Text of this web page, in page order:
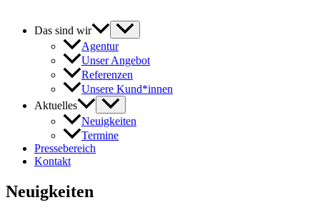
Das sind wir
Agentur
Unser Angebot
Referenzen
Unsere Kund*innen
Aktuelles
Neuigkeiten
Termine
Pressebereich
Kontakt
Neuigkeiten